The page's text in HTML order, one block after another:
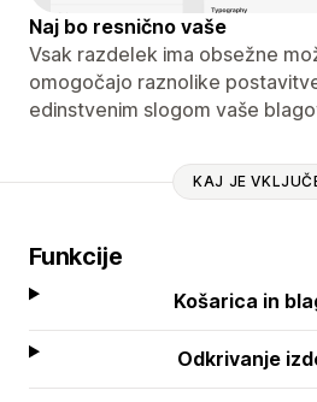
Naj bo resnično vaše
Vsak razdelek ima obsežne
omogočajo raznolike
edinstvenim slogom vaše
KAJ JE
Funkcije
Košarica in
Odkrivanje